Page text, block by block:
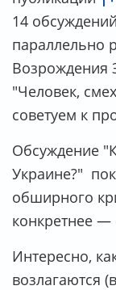
14 обсуждений
параллельно
Возрождения
"Человек,
советуем к
Обсуждение
Украине?"
обширного
конкретнее —
Интересно,
возлагаются